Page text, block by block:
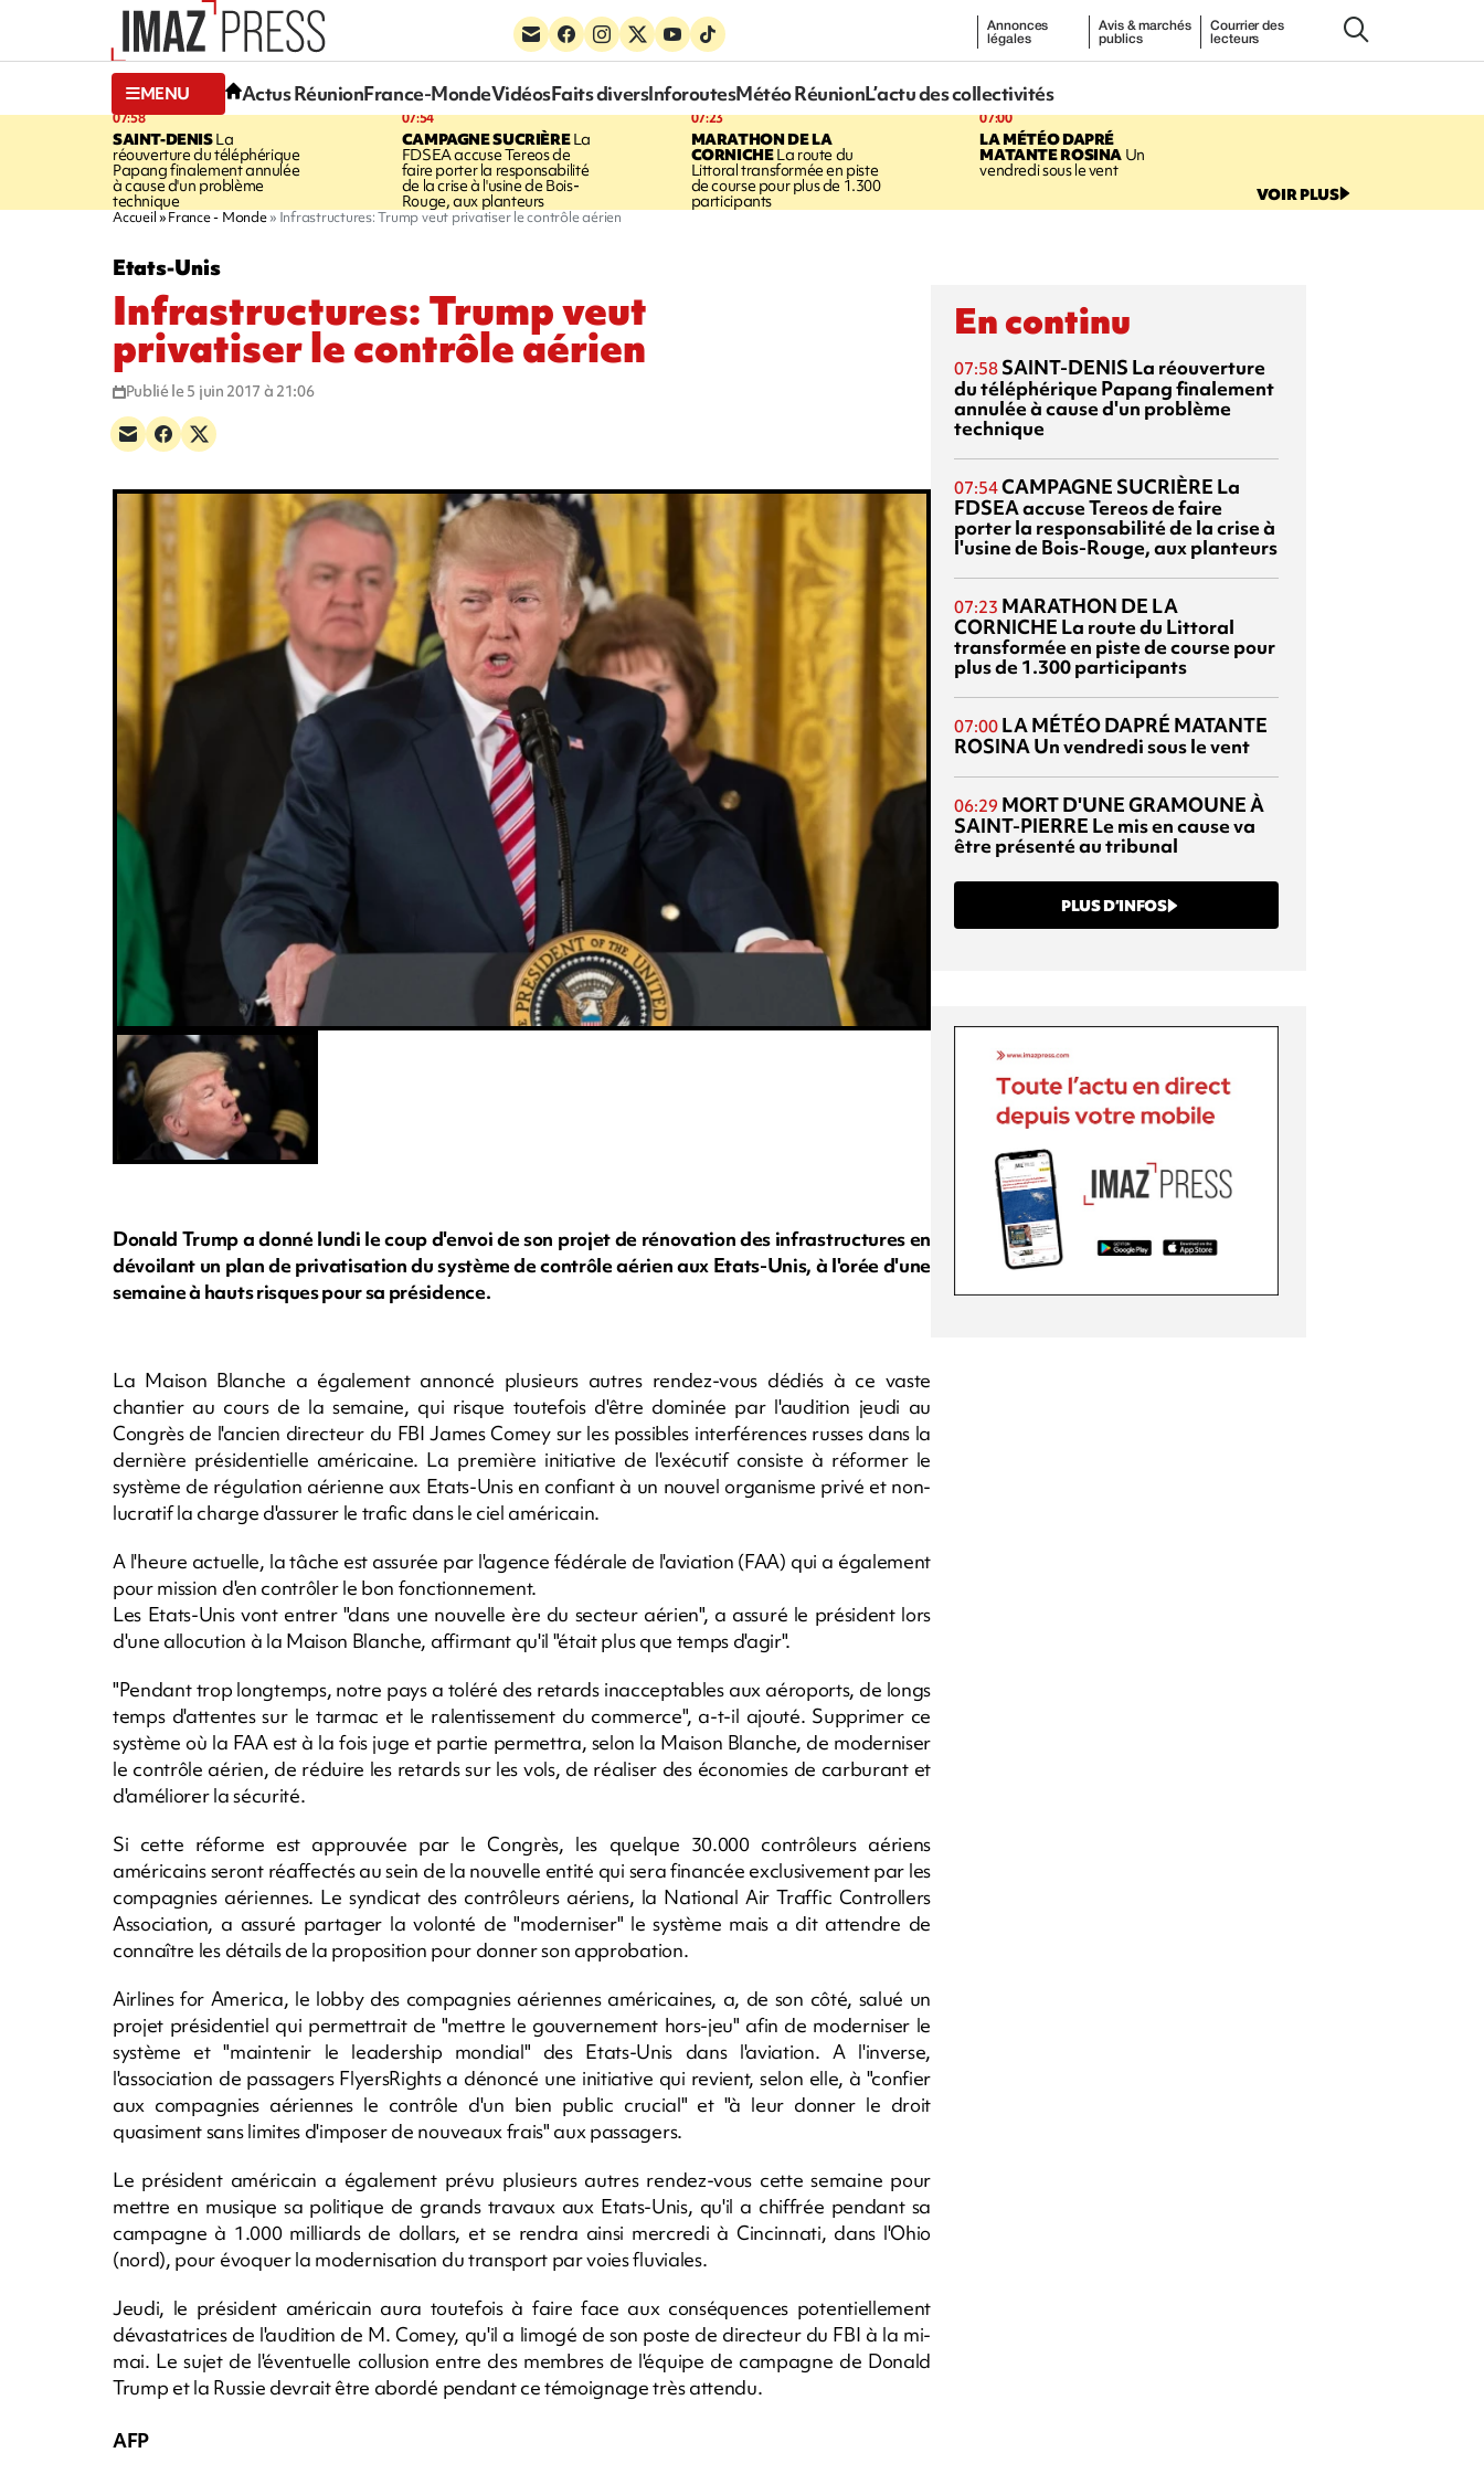
Annonces
légales
Avis & marchés
publics
Courrier des
lecteurs
MENU Actus RéunionFrance-MondeVidéosFaits diversInforoutesMétéo RéunionL’actu des collectivités
07:58
SAINT-DENISLa
réouverture du téléphérique
Papang finalement annulée
à cause d'un problème
technique
07:54
CAMPAGNE SUCRIÈRELa
FDSEA accuse Tereos de
faire porter la responsabilité
de la crise à l'usine de Bois-
Rouge, aux planteurs
07:23
MARATHON DE LA
CORNICHELa route du
Littoral transformée en piste
de course pour plus de 1.300
participants
07:00
LA MÉTÉO DAPRÉ
MATANTE ROSINAUn
vendredi sous le vent
VOIR PLUS
Accueil France - Monde Infrastructures: Trump veut privatiser le contrôle aérien
Etats-Unis
Infrastructures: Trump veut
privatiser le contrôle aérien
Publié le 5 juin 2017 à 21:06
Donald Trump a donné lundi le coup d'envoi de son projet de rénovation des infrastructures en
dévoilant un plan de privatisation du système de contrôle aérien aux Etats-Unis, à l'orée d'une
semaine à hauts risques pour sa présidence.
La Maison Blanche a également annoncé plusieurs autres rendez-vous dédiés à ce vaste
chantier au cours de la semaine, qui risque toutefois d'être dominée par l'audition jeudi au
Congrès de l'ancien directeur du FBI James Comey sur les possibles interférences russes dans la
dernière présidentielle américaine. La première initiative de l'exécutif consiste à réformer le
système de régulation aérienne aux Etats-Unis en confiant à un nouvel organisme privé et non-
lucratif la charge d'assurer le trafic dans le ciel américain.
A l'heure actuelle, la tâche est assurée par l'agence fédérale de l'aviation (FAA) qui a également
pour mission d'en contrôler le bon fonctionnement.
Les Etats-Unis vont entrer "dans une nouvelle ère du secteur aérien", a assuré le président lors
d'une allocution à la Maison Blanche, affirmant qu'il "était plus que temps d'agir".
"Pendant trop longtemps, notre pays a toléré des retards inacceptables aux aéroports, de longs
temps d'attentes sur le tarmac et le ralentissement du commerce", a-t-il ajouté. Supprimer ce
système où la FAA est à la fois juge et partie permettra, selon la Maison Blanche, de moderniser
le contrôle aérien, de réduire les retards sur les vols, de réaliser des économies de carburant et
d'améliorer la sécurité.
Si cette réforme est approuvée par le Congrès, les quelque 30.000 contrôleurs aériens
américains seront réaffectés au sein de la nouvelle entité qui sera financée exclusivement par les
compagnies aériennes. Le syndicat des contrôleurs aériens, la National Air Traffic Controllers
Association, a assuré partager la volonté de "moderniser" le système mais a dit attendre de
connaître les détails de la proposition pour donner son approbation.
Airlines for America, le lobby des compagnies aériennes américaines, a, de son côté, salué un
projet présidentiel qui permettrait de "mettre le gouvernement hors-jeu" afin de moderniser le
système et "maintenir le leadership mondial" des Etats-Unis dans l'aviation. A l'inverse,
l'association de passagers FlyersRights a dénoncé une initiative qui revient, selon elle, à "confier
aux compagnies aériennes le contrôle d'un bien public crucial" et "à leur donner le droit
quasiment sans limites d'imposer de nouveaux frais" aux passagers.
Le président américain a également prévu plusieurs autres rendez-vous cette semaine pour
mettre en musique sa politique de grands travaux aux Etats-Unis, qu'il a chiffrée pendant sa
campagne à 1.000 milliards de dollars, et se rendra ainsi mercredi à Cincinnati, dans l'Ohio
(nord), pour évoquer la modernisation du transport par voies fluviales.
Jeudi, le président américain aura toutefois à faire face aux conséquences potentiellement
dévastatrices de l'audition de M. Comey, qu'il a limogé de son poste de directeur du FBI à la mi-
mai. Le sujet de l'éventuelle collusion entre des membres de l'équipe de campagne de Donald
Trump et la Russie devrait être abordé pendant ce témoignage très attendu.
AFP
En continu
07:58 SAINT-DENIS La réouverture
du téléphérique Papang finalement
annulée à cause d'un problème
technique
07:54CAMPAGNE SUCRIÈRE La
FDSEA accuse Tereos de faire
porter la responsabilité de la crise à
l'usine de Bois-Rouge, aux planteurs
07:23 MARATHON DE LA
CORNICHE La route du Littoral
transformée en piste de course pour
plus de 1.300 participants
07:00 LA MÉTÉO DAPRÉ MATANTE
ROSINAUn vendredi sous le vent
06:29 MORT D'UNE GRAMOUNE À
SAINT-PIERRE Le mis en cause va
être présenté au tribunal
PLUS D’INFOS